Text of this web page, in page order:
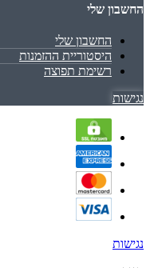
החשבון שלי
החשבון שלי
היסטוריית ההזמנות
רשימת תפוצה
נגישות
נגישות